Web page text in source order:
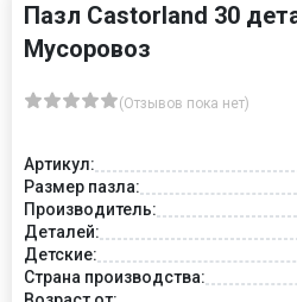
Пазл Castorland 30
Мусоровоз
(Отзывов пока нет)
Артикул:
Размер пазла:
Производитель:
Деталей:
Детские:
Страна производства: